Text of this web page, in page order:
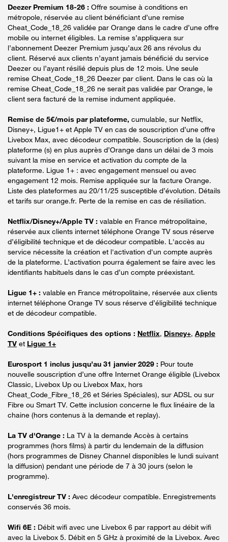
Deezer Premium 18-26 : Offre soumise à conditions en
métropole, réservée au client bénéficiant d’une remise
Cheat_Code_18_26 validée par Orange dans le cadre d’une offre
mobile ou internet éligibles. La remise s’appliquera sur
l’abonnement Deezer Premium jusqu’aux 26 ans révolus du
client. Réservé aux clients n’ayant jamais bénéficié du service
Deezer ou l’ayant résilié depuis plus de 12 mois. Une seule
remise Cheat_Code_18_26 Deezer par client. Dans le cas où la
remise Cheat_Code_18_26 ne serait pas validée par Orange, le
client sera facturé de la remise indument appliquée.
Remise de 5€/mois par plateforme, cumulable, sur Netflix,
Disney+, Ligue1+ et Apple TV en cas de souscription d’une offre
Livebox Max, avec décodeur compatible. Souscription de la (des)
plateforme (s) en plus auprès d’Orange dans un délai de 3 mois
suivant la mise en service et activation du compte de la
plateforme. Ligue 1+ : avec engagement mensuel ou avec
engagement 12 mois. Remise appliquée sur la facture Orange.
Liste des plateformes au 20/11/25 susceptible d’évolution. Détails
et tarifs sur orange.fr. Perte de la remise en cas de résiliation.
Netflix/Disney+/Apple TV : valable en France métropolitaine,
réservée aux clients internet téléphone Orange TV sous réserve
d’éligibilité technique et de décodeur compatible. L'accès au
service nécessite la création et l'activation d'un compte auprès
de la plateforme. L’activation pourra également se faire avec les
identifiants habituels dans le cas d’un compte préexistant.
Ligue 1+ : valable en France métropolitaine, réservée aux clients
internet téléphone Orange TV sous réserve d’éligibilité technique
et de décodeur compatible.
Conditions Spécifiques des options : Netflix, Disney+, Apple
TV et Ligue 1+
Eurosport 1 inclus jusqu’au 31 janvier 2029 : Pour toute
nouvelle souscription d’une offre Internet Orange éligible (Livebox
Classic, Livebox Up ou Livebox Max, hors
Cheat_Code_Fibre_18_26 et Séries Spéciales), sur ADSL ou sur
Fibre ou Smart TV. Cette inclusion concerne le flux linéaire de la
chaine (hors contenus à la demande et replay).
La TV d'Orange : La TV à la demande Accès à certains
programmes (hors films) à partir du lendemain de la diffusion
(hors programmes de Disney Channel disponibles le lundi suivant
la diffusion) pendant une période de 7 à 30 jours (selon le
programme).
L'enregistreur TV : Avec décodeur compatible. Enregistrements
conservés 36 mois.
Wifi 6E : Débit wifi avec une Livebox 6 par rapport au débit wifi
avec la Livebox 5. Débit en 5 GHz à proximité de la Livebox. Avec